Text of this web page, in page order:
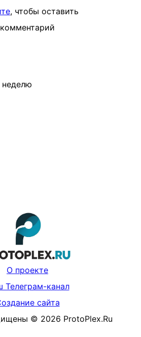
, чтобы оставить
комментарий
неделю
О проекте
Телеграм-канал
сайта
© 2026 ProtoPlex.Ru